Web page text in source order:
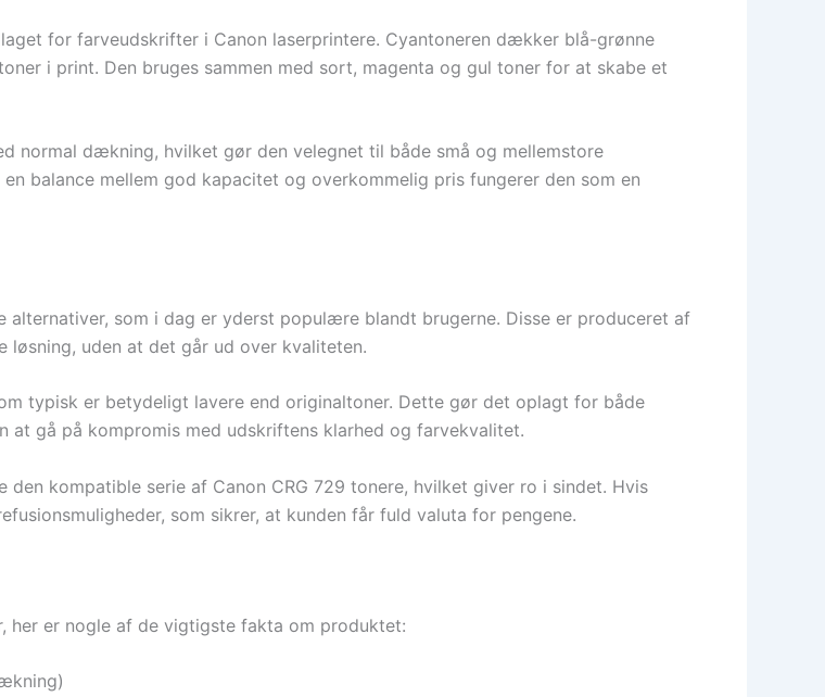
for farveudskrifter i Canon laserprintere. Cyantoneren dækker blå-grønne
i print. Den bruges sammen med sort, magenta og gul toner for at skabe et
normal dækning, hvilket gør den velegnet til både små og mellemstore
balance mellem god kapacitet og overkommelig pris fungerer den som en
som i dag er yderst populære blandt brugerne. Disse er produceret af
uden at det går ud over kvaliteten.
typisk er betydeligt lavere end originaltoner. Dette gør det oplagt for både
gå på kompromis med udskriftens klarhed og farvekvalitet.
kompatible serie af Canon CRG 729 tonere, hvilket giver ro i sindet. Hvis
som sikrer, at kunden får fuld valuta for pengene.
her er nogle af de vigtigste fakta om produktet: